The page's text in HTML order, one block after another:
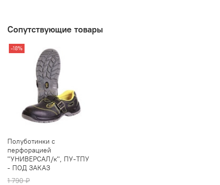
Сопутствующие товары
-18%
Полуботинки с
перфорацией
"УНИВЕРСАЛ/к", ПУ-ТПУ
- ПОД ЗАКАЗ
1 790 ₽